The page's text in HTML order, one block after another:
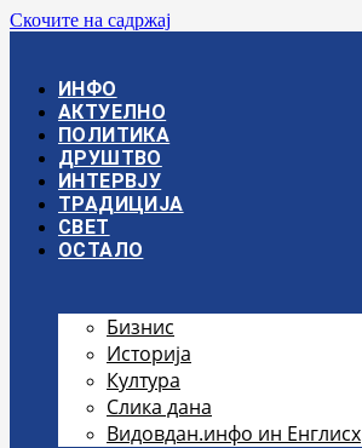
Скочите на садржај
ИНФО
АКТУЕЛНО
ПОЛИТИКА
ДРУШТВО
ИНТЕРВЈУ
ТРАДИЦИЈА
СВЕТ
ОСТАЛО
Бизнис
Историја
Култура
Слика дана
Видовдан.инфо ин Енглисх